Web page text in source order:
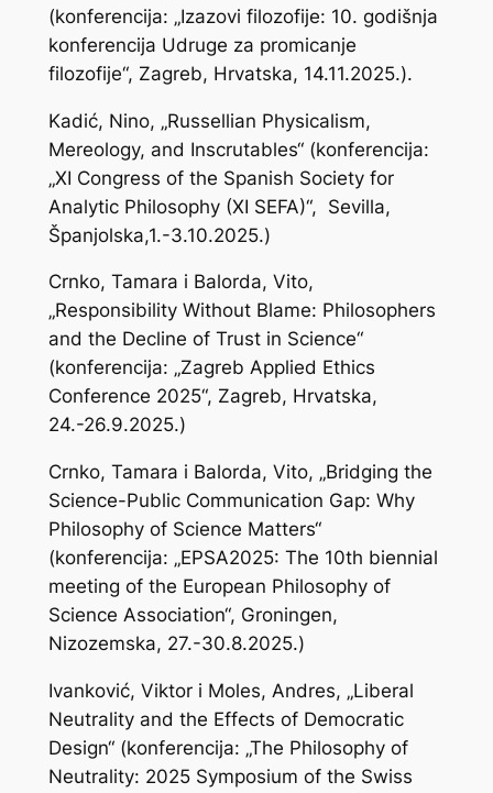
(konferencija: „Izazovi filozofije: 10. godišnja
konferencija Udruge za promicanje
filozofije“, Zagreb, Hrvatska, 14.11.2025.).
Kadić, Nino, „Russellian Physicalism,
Mereology, and Inscrutables“ (konferencija:
„XI Congress of the Spanish Society for
Analytic Philosophy (XI SEFA)“, Sevilla,
Španjolska,1.-3.10.2025.)
Crnko, Tamara i Balorda, Vito,
„Responsibility Without Blame: Philosophers
and the Decline of Trust in Science“
(konferencija: „Zagreb Applied Ethics
Conference 2025“, Zagreb, Hrvatska,
24.-26.9.2025.)
Crnko, Tamara i Balorda, Vito, „Bridging the
Science-Public Communication Gap: Why
Philosophy of Science Matters“
(konferencija: „EPSA2025: The 10th biennial
meeting of the European Philosophy of
Science Association“, Groningen,
Nizozemska, 27.-30.8.2025.)
Ivanković, Viktor i Moles, Andres, „Liberal
Neutrality and the Effects of Democratic
Design“ (konferencija: „The Philosophy of
Neutrality: 2025 Symposium of the Swiss